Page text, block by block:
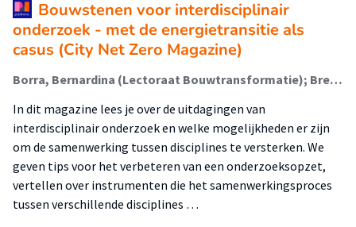
Bouwstenen voor interdisciplinair
onderzoek - met de energietransitie als
casus (City Net Zero Magazine)
Borra, Bernardina (Lectoraat Bouwtransformatie); Bredenoort, Danique (Lectoraat Psychologie Voor Een Duurzame Stad); van den Buuse, Daniel (Lectoraat Urban Economic Innovation); Faddegon, Krispijn (Lectoraat Psychologie Voor Een Duurzame Stad); Meerkerk, Joachim (Lectoraat Coördinatie Grootstedelijke Vraagstukken); Shafqat, Omar (Lectoraat Energie En Innovatie); van Wees, Mark (Lectoraat Energie En Innovatie); van der Kooi, Caroline (Faculteit Techniek (Ft))
In dit magazine lees je over de uitdagingen van
interdisciplinair onderzoek en welke mogelijkheden er zijn
om de samenwerking tussen disciplines te versterken. We
geven tips voor het verbeteren van een onderzoeksopzet,
vertellen over instrumenten die het samenwerkingsproces
tussen verschillende disciplines …